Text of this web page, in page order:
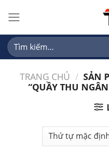
content
Tìm
kiếm:
TRANG CHỦ / SẢN
“QUẦY THU